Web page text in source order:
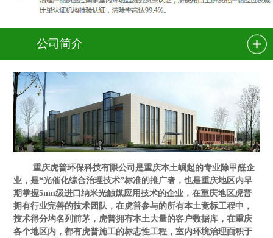
公司简介
重庆虎普环保科技有限公司是重庆本土崛起的专业除甲醛企
业，是“光催化综合治理技术”标准的推广者，也是重庆地区内早
期掌握5nm级进口纳米光触媒应用技术的企业，在重庆地区虎普
拥有行业完善的技术团队，在虎普参与的所有本土竞标工程中，
技术得分均名列前茅，虎普拥有本土大量的客户数据库，在重庆
各个地区内，都有虎普施工的标志性工程，室内环境治理面积于